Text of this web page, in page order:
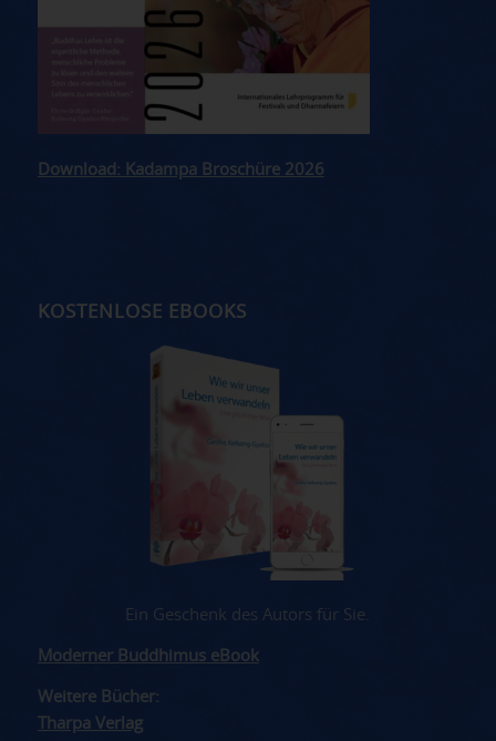
Download: Kadampa Broschüre 2026
KOSTENLOSE EBOOKS
Ein Geschenk des Autors für Sie.
Moderner Buddhimus eBook
Weitere Bücher:
Tharpa Verlag